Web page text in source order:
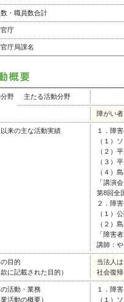
・職員数合計
庁
庁局課名
野 主たる活動分野
障がい
来の主な活動実績
１．障
（１）
（２）
（３）
（４）
「講演
第8回全
２．障
（１）
（２）
「障害
講師：
目的
款に記載された目的）
当法人
社会復
活動・業務
業活動の概要）
１．障
（１）